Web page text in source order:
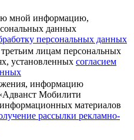
мной информацию,
данных
персональных данных
лицам персональных
установленных согласием
информацию
Мобилити
материалов
рассылки рекламно-